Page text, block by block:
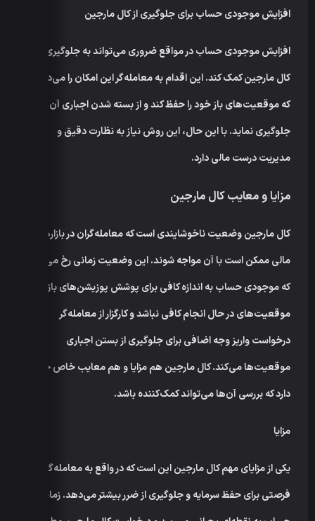
افزایش موجودی حساب برای جلوگیری از کال مارجین
افزایش موجودی حساب در مواقع ضروری می‌تواند به جلوگیری از
کال مارجین کمک کند. این اقدام به معامله‌گر این امکان را می‌دهد
که موقعیت‌های باز خود را حفظ کند و از بسته شدن اجباری آن‌ها
جلوگیری نماید. با این حال، این روش نیاز به نظارت دقیق و
مدیریت درست مالی دارد.
مزایا و معایب کال مارجین
کال مارجین وضعیت ناخوشایندی است که معامله‌گران در بازارهای
مالی ممکن است با آن مواجه شوند. این وضعیت زمانی رخ می‌دهد
که موجودی حساب به اندازه کافی برای پوشش پوزیشن‌های باز یا
موقعیت‌های در حال انجام کافی نباشد و کارگزار از معامله‌گر
درخواست واریز وجه اضافی برای جلوگیری از بستن اجباری
موقعیت‌ها می‌کند. کال مارجین هم مزایا و هم معایب خاص خود را
دارد که بررسی آن‌ها می‌تواند کمک‌کننده باشد.
مزایا
یکی از مزایای مهم کال مارجین این است که در واقع به معامله‌گر
فرصتی برای حفظ سرمایه و جلوگیری از ضرر بیشتر می‌دهد. زمانی که